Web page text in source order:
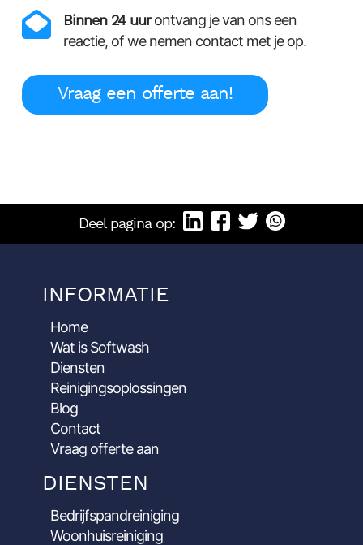
Binnen 24 uurontvang je van ons een
reactie, of we nemen contact met je op.
Vraag een offerte aan!
Deel pagina op:
INFORMATIE
Home
Wat is Softwash
Diensten
Reinigingsoplossingen
Blog
Contact
Vraag offerte aan
DIENSTEN
Bedrijfspandreiniging
Woonhuisreiniging